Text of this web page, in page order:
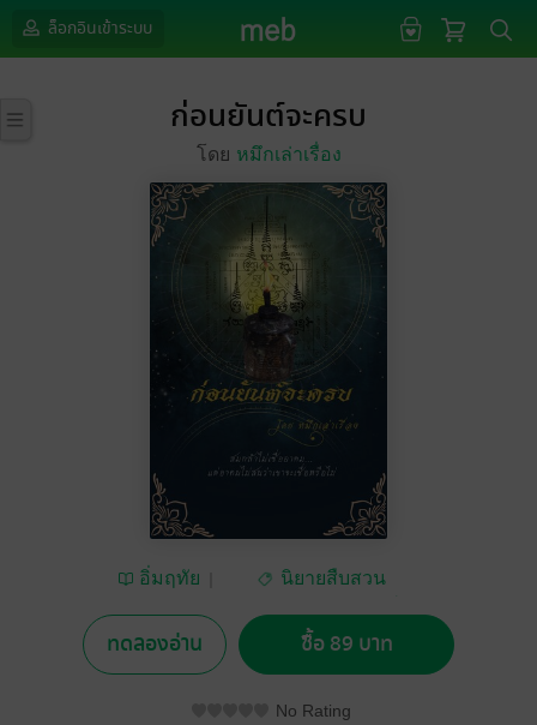
ล็อกอินเข้าระบบ
ก่อนยันต์จะครบ
โดย หมึกเล่าเรื่อง
อิ่มฤทัย
นิยายสืบสวน
ทดลองอ่าน ซื้อ 89 บาท
No Rating